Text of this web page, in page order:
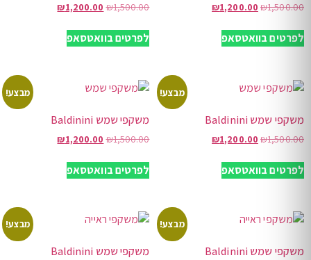
₪1,500.00
₪1,200.00
לפרטים בוואטסאפ
₪1,500.00
₪1,200.00
לפרטים בוואטסאפ
מבצע!
משקפי שמש Baldinini
₪1,500.00
₪1,200.00
לפרטים בוואטסאפ
מבצע!
משקפי שמש Baldinini
₪1,500.00
₪1,200.00
לפרטים בוואטסאפ
מבצע!
משקפי שמש Baldinini
מבצע!
משקפי שמש Baldinini